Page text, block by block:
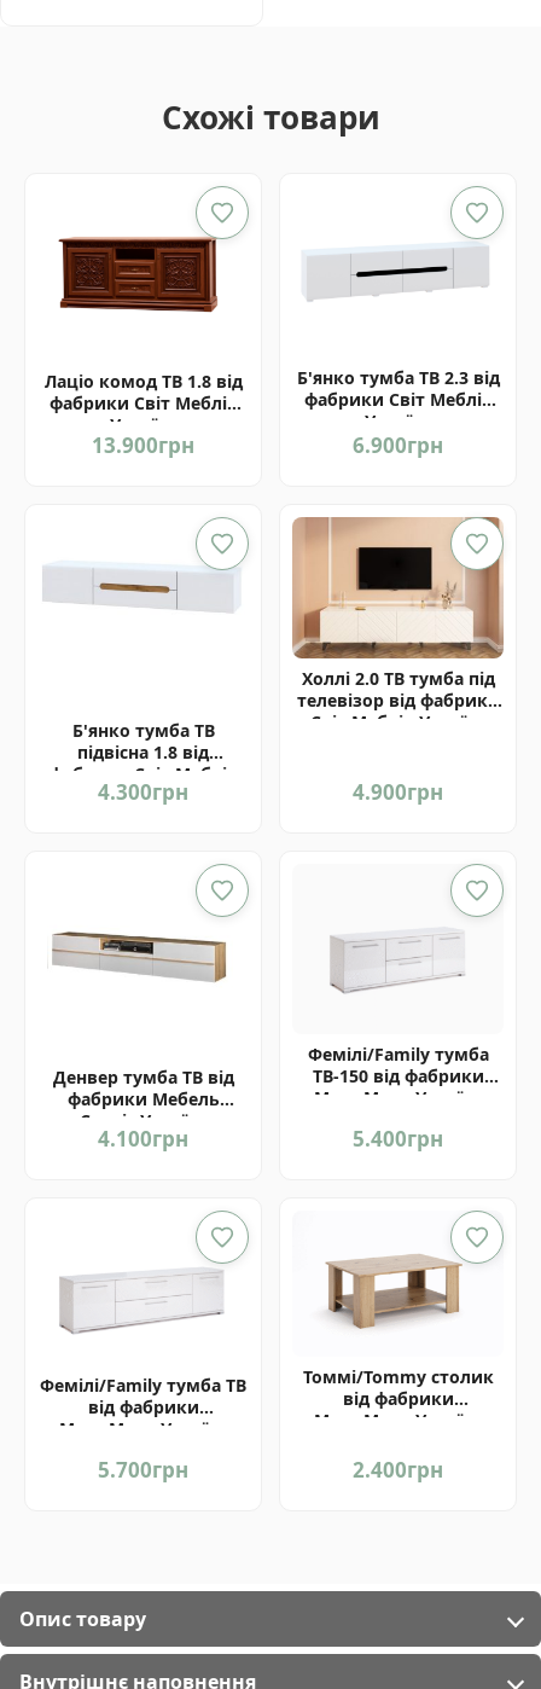
Схожі товари
Лаціо комод ТВ 1.8 від
фабрики Світ Меблів
Україна
13.900грн
Б'янко тумба ТВ 2.3 від
фабрики Світ Меблів
Україна
6.900грн
Б'янко тумба ТВ
підвісна 1.8 від
фабрики Світ Меблів
Україна
4.300грн
Холлі 2.0 ТВ тумба під
телевізор від фабрики
Світ Меблів Україна
4.900грн
Денвер тумба ТВ від
фабрики Мебель
Сервіс Україна
4.100грн
Фемілі/Family тумба
ТВ-150 від фабрики
МироМарк Україна
5.400грн
Фемілі/Family тумба ТВ
від фабрики
МироМарк Україна
5.700грн
Томмі/Tommy столик
від фабрики
МироМарк Україна
2.400грн
Опис товару
Внутрішнє наповнення